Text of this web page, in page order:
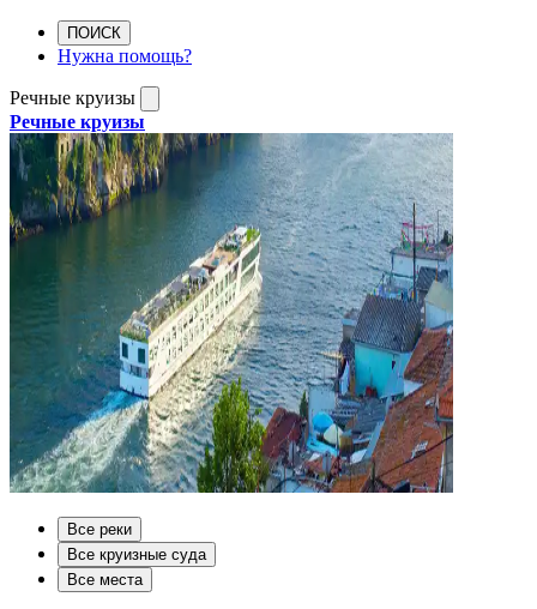
ПОИСК
Нужна помощь?
Речные круизы
Речные круизы
Все реки
Все круизные суда
Все места